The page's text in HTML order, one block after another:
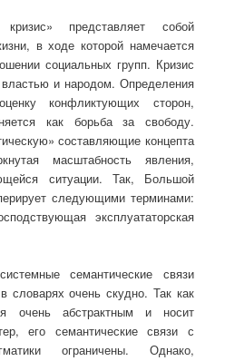
кризис» представляет собой
в ходе которой намечается
социальных групп. Кризис
и народом. Определения
конфликтующих сторон,
как борьба за свободу.
составляющие концепта
масштабность явления,
ситуации. Так, Большой
следующими терминами:
эксплуататорская
семантические связи
словарях очень скудно. Так как
очень абстрактным и носит
его семантические связи с
ограничены. Однако,